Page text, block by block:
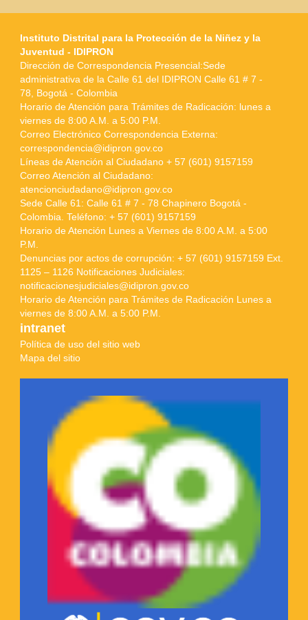
Instituto Distrital para la Protección de la Niñez y la
Juventud - IDIPRON
Dirección de Correspondencia Presencial:Sede
administrativa de la Calle 61 del IDIPRON Calle 61 # 7 -
78, Bogotá - Colombia
Horario de Atención para Trámites de Radicación: lunes a
viernes de 8:00 A.M. a 5:00 P.M.
Correo Electrónico Correspondencia Externa:
correspondencia@idipron.gov.co
Líneas de Atención al Ciudadano + 57 (601) 9157159
Correo Atención al Ciudadano:
atencionciudadano@idipron.gov.co
Sede Calle 61: Calle 61 # 7 - 78 Chapinero Bogotá -
Colombia. Teléfono: + 57 (601) 9157159
Horario de Atención Lunes a Viernes de 8:00 A.M. a 5:00
P.M.
Denuncias por actos de corrupción: + 57 (601) 9157159 Ext.
1125 – 1126 Notificaciones Judiciales:
notificacionesjudiciales@idipron.gov.co
Horario de Atención para Trámites de Radicación Lunes a
viernes de 8:00 A.M. a 5:00 P.M.
intranet
Política de uso del sitio web
Mapa del sitio